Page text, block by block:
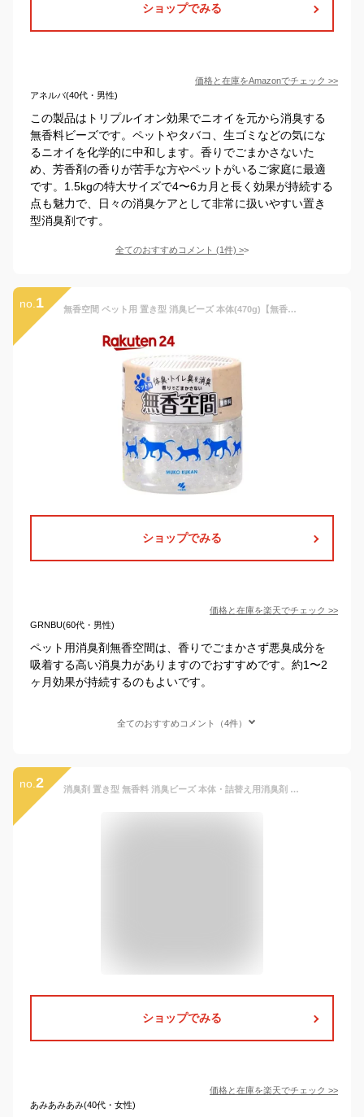
ショップでみる
価格と在庫をAmazonでチェック >>
アネルバ(40代・男性)
この製品はトリプルイオン効果でニオイを元から消臭する
無香料ビーズです。ペットやタバコ、生ゴミなどの気にな
るニオイを化学的に中和します。香りでごまかさないた
め、芳香剤の香りが苦手な方やペットがいるご家庭に最適
です。1.5kgの特大サイズで4〜6カ月と長く効果が持続する
点も魅力で、日々の消臭ケアとして非常に扱いやすい置き
型消臭剤です。
全てのおすすめコメント (1件) >
no. 1 無香空間 ペット用 置き型 消臭ビーズ 本体(470g)【無香空間】
ショップでみる
価格と在庫を楽天でチェック >>
GRNBU(60代・男性)
ペット用消臭剤無香空間は、香りでごまかさず悪臭成分を
吸着する高い消臭力がありますのでおすすめです。約1〜2
ヶ月効果が持続するのもよいです。
全てのおすすめコメント（4件）
no. 2 消臭剤 置き型 無香料 消臭ビーズ 本体・詰替え用消臭剤 本体 詰替え 無香料 消臭 強力 ペット 部屋 靴箱 トイレ 大容量 詰め替え 詰替 つめかえ つめ替え 1500g（詰替え用） 4000g（詰替え用） 450g（本体）×3個[2606SE]
ショップでみる
価格と在庫を楽天でチェック >>
あみあみあみ(40代・女性)